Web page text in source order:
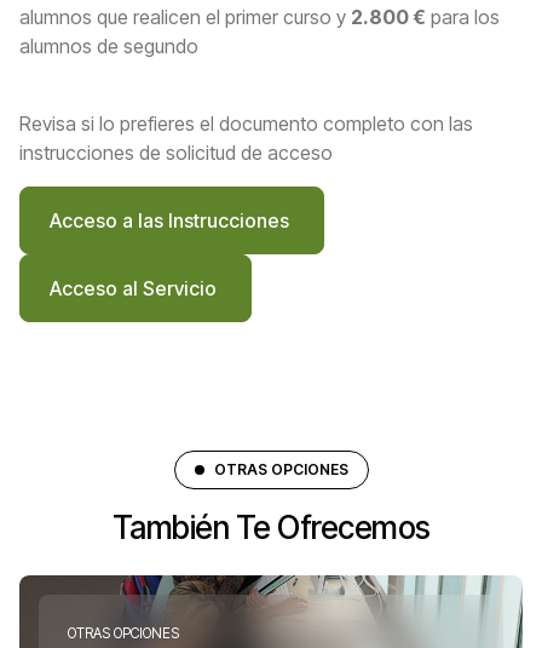
alumnos que realicen el primer curso y 2.800 € para los
alumnos de segundo
Revisa si lo prefieres el documento completo con las
instrucciones de solicitud de acceso
Acceso a las Instrucciones
Acceso al Servicio
OTRAS OPCIONES
También Te Ofrecemos
OTRAS OPCIONES